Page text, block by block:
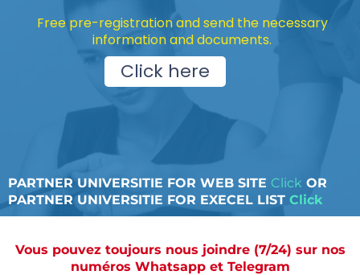
Free pre-registration and send the necessary
information and documents.
Click here
PARTNER UNIVERSITIE FOR WEB SITE Click OR
PARTNER UNIVERSITIE FOR EXECEL LIST Click
Vous pouvez toujours nous joindre (7/24) sur nos
numéros Whatsapp et Telegram